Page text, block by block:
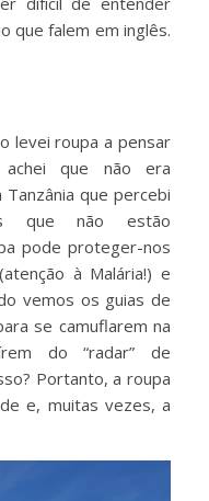
que falem em inglês.
levei roupa a pensar
que não era
que percebi
que não estão
pode proteger-nos
à Malária!) e
vemos os guias de
se camuflarem na
do “radar” de
Portanto, a roupa
e, muitas vezes, a